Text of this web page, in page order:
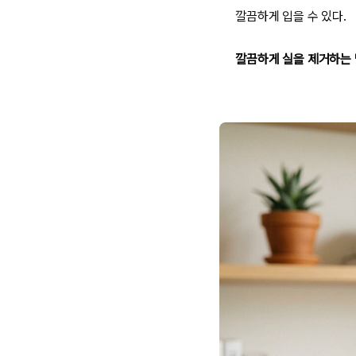
깔끔하게 입을 수 있다.
깔끔하게 실을 제거하는